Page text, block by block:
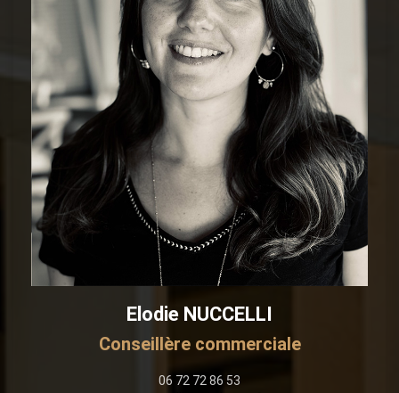
Elodie NUCCELLI
Conseillère commerciale
06 72 72 86 53